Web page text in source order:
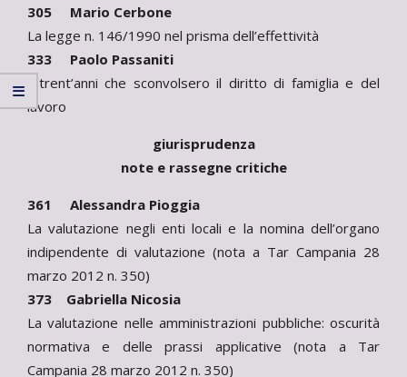
305 Mario Cerbone
La legge n. 146/1990 nel prisma dell’effettività
333 Paolo Passaniti
I trent’anni che sconvolsero il diritto di famiglia e del
lavoro
giurisprudenza
note e rassegne critiche
361 Alessandra Pioggia
La valutazione negli enti locali e la nomina dell’organo
indipendente di valutazione (nota a Tar Campania 28
marzo 2012 n. 350)
373 Gabriella Nicosia
La valutazione nelle amministrazioni pubbliche: oscurità
normativa e delle prassi applicative (nota a Tar
Campania 28 marzo 2012 n. 350)